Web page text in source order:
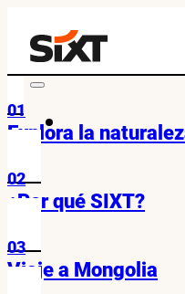
01
Explora la
02
¿Por qué SIXT?
03
Viaje a Mongolia